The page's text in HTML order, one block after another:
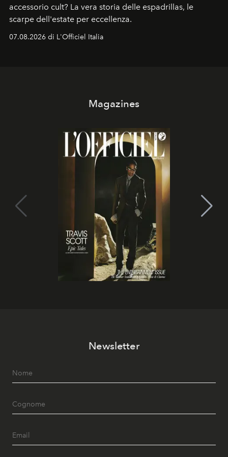
accessorio cult? La vera storia delle espadrillas, le
scarpe dell'estate per eccellenza.
07.08.2026 di L'Officiel Italia
Magazines
Newsletter